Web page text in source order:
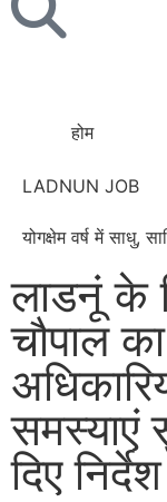
होम
LADNUN JOB
योगक्षेम वर्ष में साधु,
लाडनूं के
चौपाल
दिए निर्देश